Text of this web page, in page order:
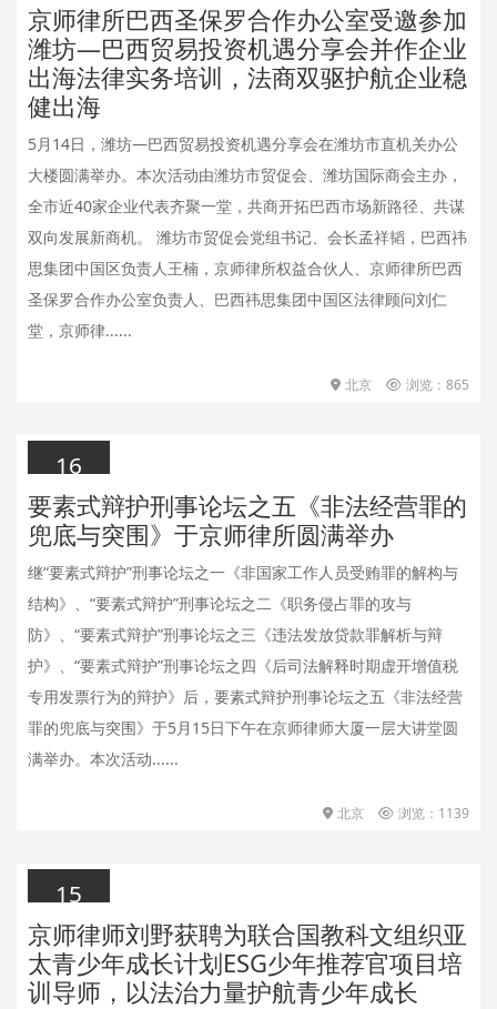
2026.05.18
京师律所巴西圣保罗合作办公室受邀参加
潍坊—巴西贸易投资机遇分享会并作企业
出海法律实务培训，法商双驱护航企业稳
健出海
5月14日，潍坊—巴西贸易投资机遇分享会在潍坊市直机关办公
大楼圆满举办。本次活动由潍坊市贸促会、潍坊国际商会主办，
全市近40家企业代表齐聚一堂，共商开拓巴西市场新路径、共谋
双向发展新商机。 潍坊市贸促会党组书记、会长孟祥韬，巴西祎
思集团中国区负责人王楠，京师律所权益合伙人、京师律所巴西
圣保罗合作办公室负责人、巴西祎思集团中国区法律顾问刘仁
堂，京师律......
北京 浏览：865
16
2026.05.16
要素式辩护刑事论坛之五《非法经营罪的
兜底与突围》于京师律所圆满举办
继“要素式辩护”刑事论坛之一《非国家工作人员受贿罪的解构与
结构》、“要素式辩护”刑事论坛之二《职务侵占罪的攻与
防》、“要素式辩护”刑事论坛之三《违法发放贷款罪解析与辩
护》、“要素式辩护”刑事论坛之四《后司法解释时期虚开增值税
专用发票行为的辩护》后，要素式辩护刑事论坛之五《非法经营
罪的兜底与突围》于5月15日下午在京师律师大厦一层大讲堂圆
满举办。本次活动......
北京 浏览：1139
15
2026.05.15
京师律师刘野获聘为联合国教科文组织亚
太青少年成长计划ESG少年推荐官项目培
训导师，以法治力量护航青少年成长